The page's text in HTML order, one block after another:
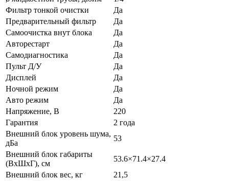
Фильтр тонкой очистки
Да
Предварительный фильтр
Да
Самоочистка внут блока
Да
Авторестарт
Да
Самодиагностика
Да
Пульт Д/У
Да
Дисплей
Да
Ночной режим
Да
Авто режим
Да
Напряжение, В
220
Гарантия
2 года
Внешний блок уровень шума,
дБа
53
Внешний блок габариты
(ВхШхГ), см
53.6×71.4×27.4
Внешний блок вес, кг
21,5